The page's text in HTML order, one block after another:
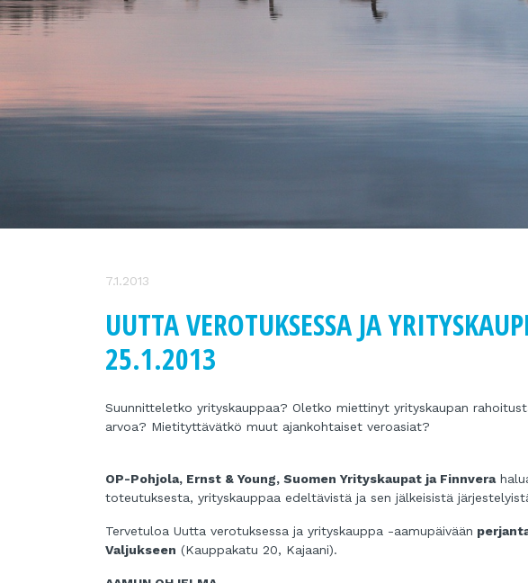
7.1.2013
UUTTA VEROTUKSESSA JA
25.1.2013
Suunnitteletko yrityskauppaa? Oletko miettinyt yrityskaupan
arvoa? Mietityttävätkö muut ajankohtaiset veroasiat?
OP-Pohjola, Ernst & Young, Suomen Yrityskaupat ja Finnvera
toteutuksesta, yrityskauppaa edeltävistä ja sen jälkeisistä
Tervetuloa Uutta verotuksessa ja yrityskauppa -aamupäivään
Valjukseen (Kauppakatu 20, Kajaani).